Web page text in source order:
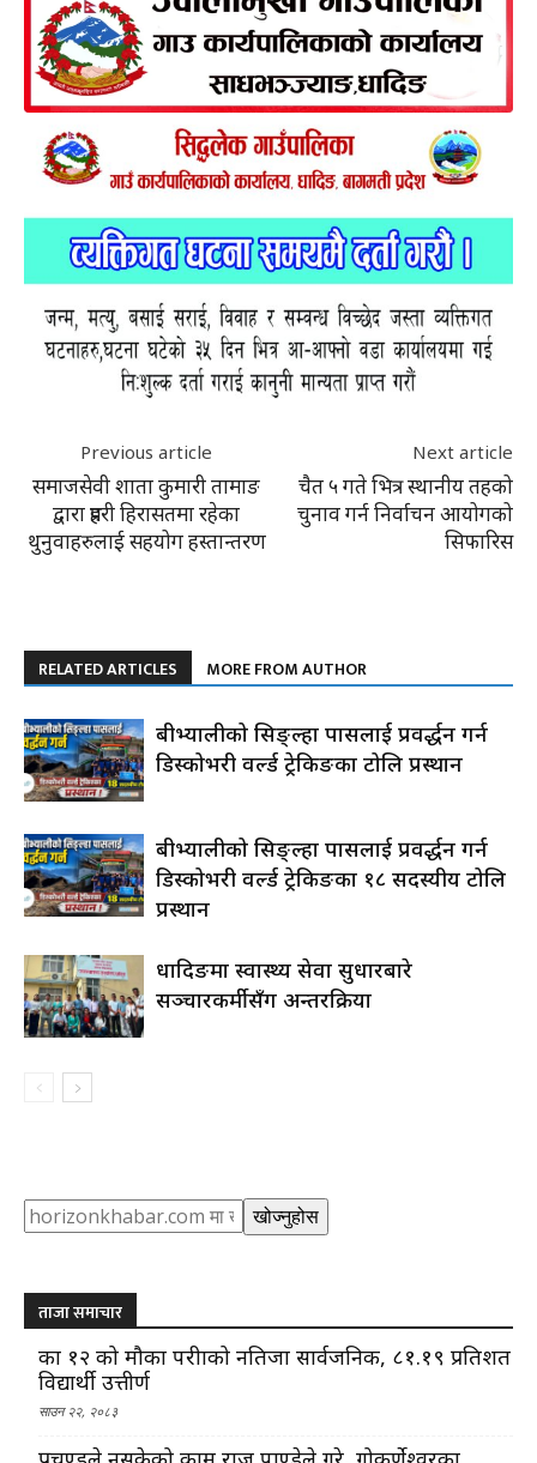
Previous article
समाजसेवी शाता कुमारी तामाङ
द्वारा प्रहरी हिरासतमा रहेका
थुनुवाहरुलाई सहयोग हस्तान्तरण
Next article
चैत ५ गते भित्र स्थानीय तहको
चुनाव गर्न निर्वाचन आयोगको
सिफारिस
RELATED ARTICLES MORE FROM AUTHOR
रुबीभ्यालीको सिङ्ल्हा पासलाई प्रवर्द्धन गर्न
डिस्कोभरी वर्ल्ड ट्रेकिङका टोलि प्रस्थान
रुबीभ्यालीको सिङ्ल्हा पासलाई प्रवर्द्धन गर्न
डिस्कोभरी वर्ल्ड ट्रेकिङका १८ सदस्यीय टोलि
प्रस्थान
धादिङमा स्वास्थ्य सेवा सुधारबारे
सञ्चारकर्मीसँग अन्तरक्रिया
Search खोज्नुहोस
ताजा समाचार
कक्षा १२ को मौका परीक्षाको नतिजा सार्वजनिक, ८१.१९ प्रतिशत
विद्यार्थी उत्तीर्ण
साउन २२, २०८३